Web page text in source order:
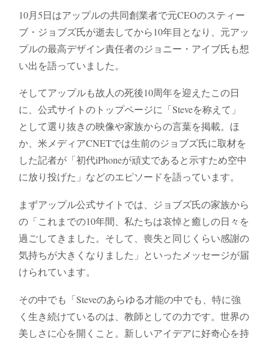
10月5日はアップルの共同創業者で元CEOのスティー
ブ・ジョブズ氏が逝去してから10年目となり、元アッ
プルの最高デザイン責任者のジョニー・アイブ氏も想
い出を語っていました。
そしてアップルも故人の死後10周年を迎えたこの日
に、公式サイトのトップページに「Steveを称えて」
として選り抜きの映像や家族からの言葉を掲載。ほ
か、米メディアCNETでは生前のジョブズ氏に取材を
した記者が「初代iPhoneが頑丈であると示すため空中
に放り投げた」などのエピソードを語っています。
まずアップル公式サイトでは、ジョブズ氏の家族から
の「これまでの10年間、私たちは哀悼と癒しの日々を
過ごしてきました。そして、喪失と同じくらい感謝の
気持ちが大きくなりました」といったメッセージが届
けられています。
その中でも「Steveのあらゆる才能の中でも、特に強
く生き続けているのは、教師としての力です。世界の
美しさに心を開くこと。新しいアイデアに好奇心を持